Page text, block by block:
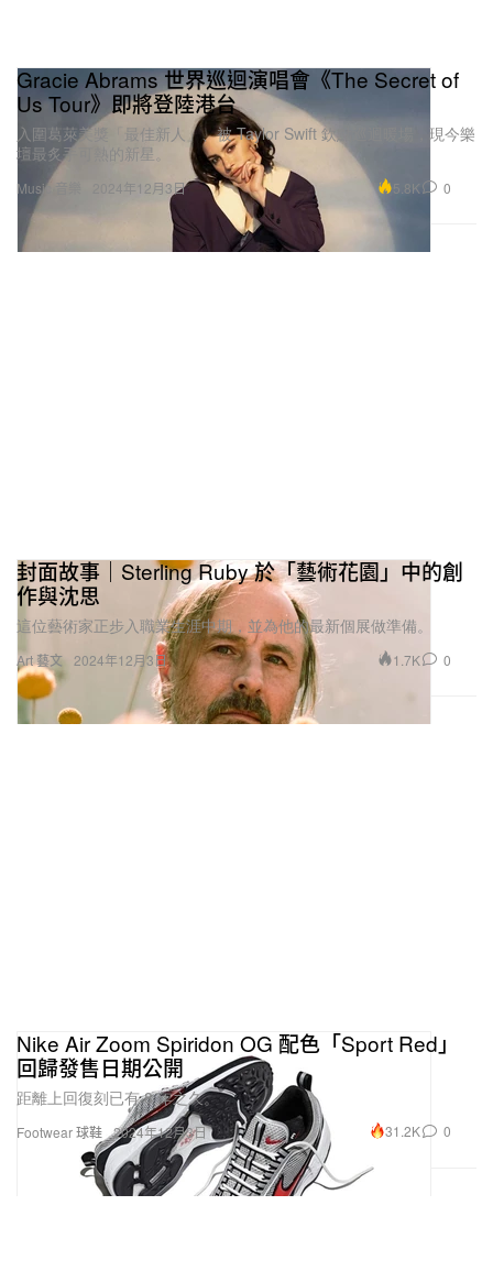
Music 音樂
Gracie Abrams 世界巡迴演唱會《The Secret of
Us Tour》即將登陸港台
入圍葛萊美獎「最佳新人」、被 Taylor Swift 欽點巡迴暖場，現今樂
壇最炙手可熱的新星。
2024年12月3日 5.8K 0
Art 藝文
封面故事｜Sterling Ruby 於「藝術花園」中的創
作與沈思
這位藝術家正步入職業生涯中期，並為他的最新個展做準備。
2024年12月3日 1.7K 0
Footwear 球鞋
Nike Air Zoom Spiridon OG 配色「Sport Red」
回歸發售日期公開
距離上回復刻已有 8 年之久。
2024年12月3日 31.2K 0